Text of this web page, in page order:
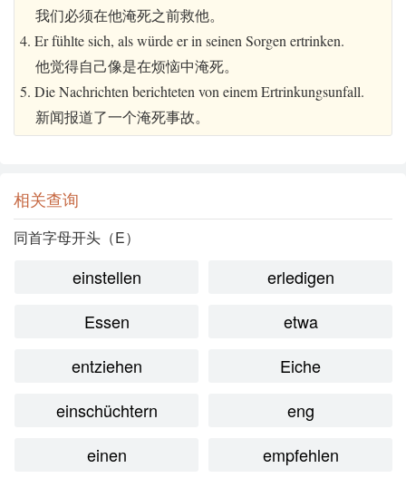
相关查询
同首字母开头（E）
einstellen
erledigen
Essen
etwa
entziehen
Eiche
einschüchtern
eng
einen
empfehlen
我们必须在他淹死之前救他。
4. Er fühlte sich, als würde er in seinen Sorgen ertrinken.
他觉得自己像是在烦恼中淹死。
5. Die Nachrichten berichteten von einem Ertrinkungsunfall.
新闻报道了一个淹死事故。